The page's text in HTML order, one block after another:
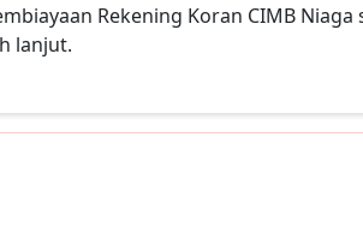
Rekening Koran CIMB
lanjut.